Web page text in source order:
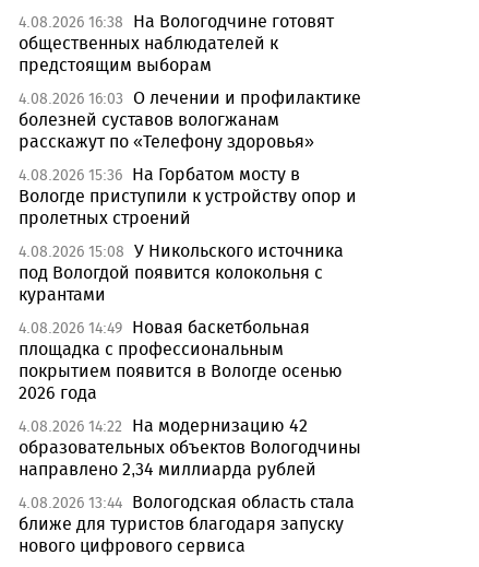
4.08.2026 16:38
На Вологодчине готовят
общественных наблюдателей к
предстоящим выборам
4.08.2026 16:03 О лечении и профилактике
болезней суставов вологжанам
расскажут по «Телефону здоровья»
4.08.2026 15:36 На Горбатом мосту в
Вологде приступили к устройству опор и
пролетных строений
4.08.2026 15:08 У Никольского источника
под Вологдой появится колокольня с
курантами
4.08.2026 14:49 Новая баскетбольная
площадка с профессиональным
покрытием появится в Вологде осенью
2026 года
4.08.2026 14:22
На модернизацию 42
образовательных объектов Вологодчины
направлено 2,34 миллиарда рублей
4.08.2026 13:44 Вологодская область стала
ближе для туристов благодаря запуску
нового цифрового сервиса